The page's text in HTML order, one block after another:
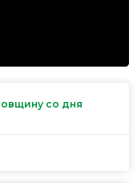
со дня